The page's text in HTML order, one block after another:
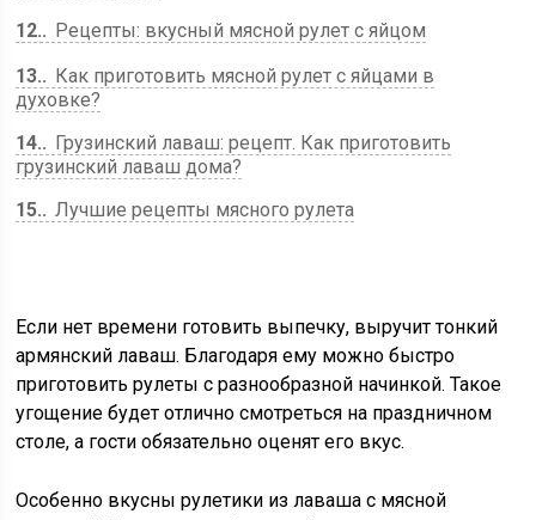
12.
Рецепты: вкусный мясной рулет с яйцом
13.
Как приготовить мясной рулет с яйцами в
духовке?
14.
Грузинский лаваш: рецепт. Как приготовить
грузинский лаваш дома?
15.
Лучшие рецепты мясного рулета
Если нет времени готовить выпечку, выручит тонкий
армянский лаваш. Благодаря ему можно быстро
приготовить рулеты с разнообразной начинкой. Такое
угощение будет отлично смотреться на праздничном
столе, а гости обязательно оценят его вкус.
Особенно вкусны рулетики из лаваша с мясной